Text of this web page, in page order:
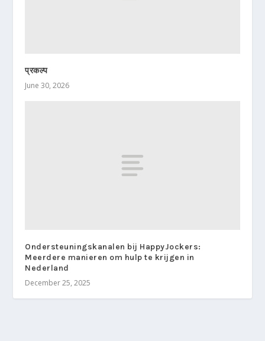
प्रकल्प
June 30, 2026
Ondersteuningskanalen bij HappyJockers:
Meerdere manieren om hulp te krijgen in
Nederland
December 25, 2025